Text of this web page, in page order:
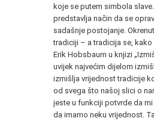
koje se putem simbola
predstavlja način da se
sadašnje postojanje.
tradiciji – a tradicija se,
Erik Hobsbaum u knjizi
uvijek najvećim dijelom
izmišlja vrijednost tradicije
od svega što našoj slici o
jeste u funkciji potvrde da
da imamo neku vrijednost.